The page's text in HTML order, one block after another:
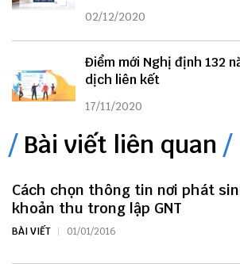
02/12/2020
Điểm mới Nghị định 132
dịch liên kết
17/11/2020
Bài viết liên quan
Cách chọn thông tin nơi phát
khoản thu trong lập GNT
BÀI VIẾT 01/01/2016